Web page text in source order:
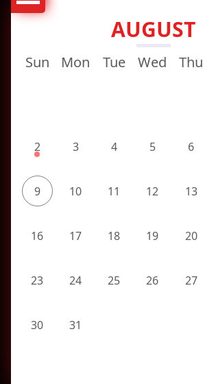
AUGUST
Sun Mon Tue Wed Thu
2 3 4 5 6
9 10 11 12 13
16 17 18 19 20
23 24 25 26 27
30 31